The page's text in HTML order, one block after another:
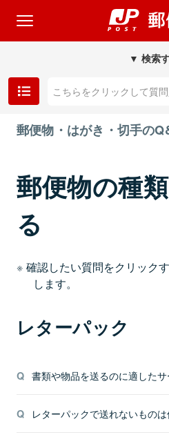
▼ 検索
郵便物・はがき・切手の
郵便物の種
る
確認したい質問をクリック
します。
レターパック
書類や物品を送るのに適した
レターパックで送れないもの